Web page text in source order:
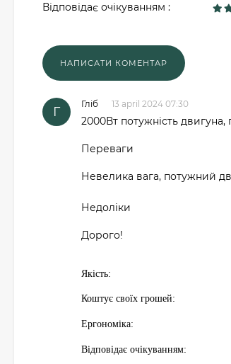
Відповідає очікуванням :
Г
Гліб 13 april 2024 07:30
2000Вт потужність
Переваги
Невелика вага, потужний
Недоліки
Дорого!
Якість:
Коштує своїх грошей:
Ергономіка:
Відповідає очікуванням: